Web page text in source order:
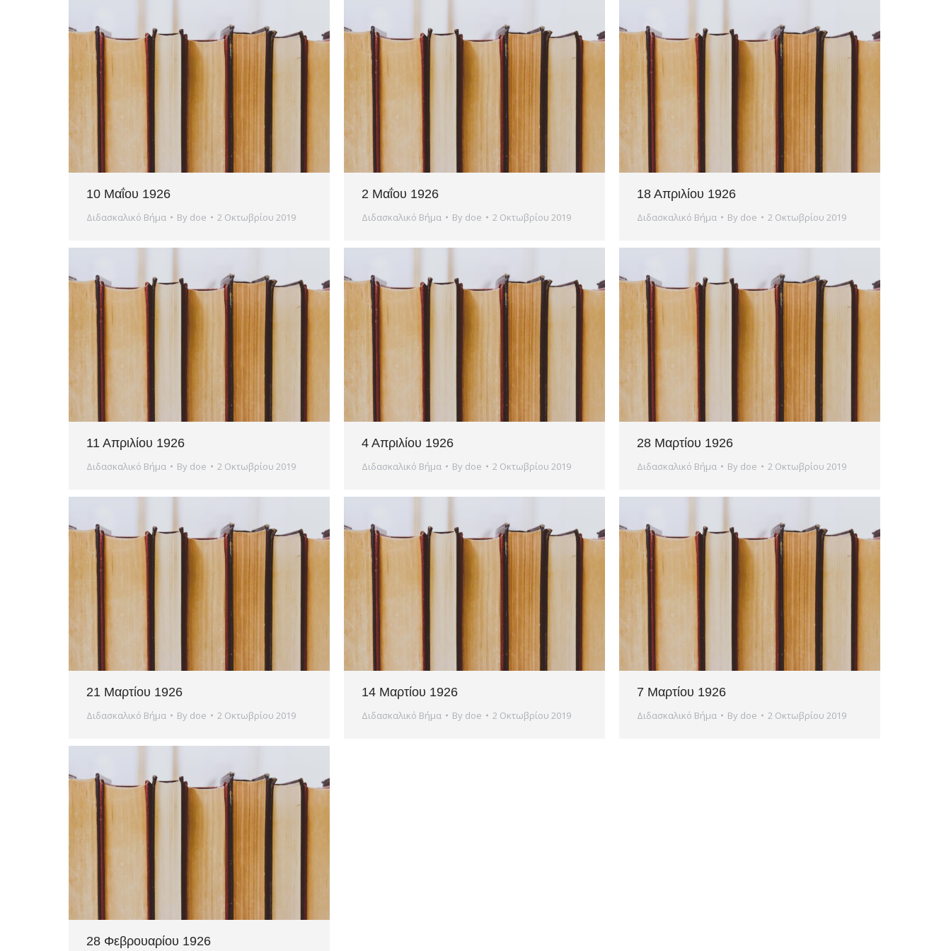
10 Μαΐου 1926
Διδασκαλικό Βήμα By doe 2 Οκτωβρίου 2019
2 Μαΐου 1926
Διδασκαλικό Βήμα By doe 2 Οκτωβρίου 2019
18 Απριλίου 1926
Διδασκαλικό Βήμα By doe 2 Οκτωβρίου 2019
11 Απριλίου 1926
Διδασκαλικό Βήμα By doe 2 Οκτωβρίου 2019
4 Απριλίου 1926
Διδασκαλικό Βήμα By doe 2 Οκτωβρίου 2019
28 Μαρτίου 1926
Διδασκαλικό Βήμα By doe 2 Οκτωβρίου 2019
21 Μαρτίου 1926
Διδασκαλικό Βήμα By doe 2 Οκτωβρίου 2019
14 Μαρτίου 1926
Διδασκαλικό Βήμα By doe 2 Οκτωβρίου 2019
7 Μαρτίου 1926
Διδασκαλικό Βήμα By doe 2 Οκτωβρίου 2019
28 Φεβρουαρίου 1926